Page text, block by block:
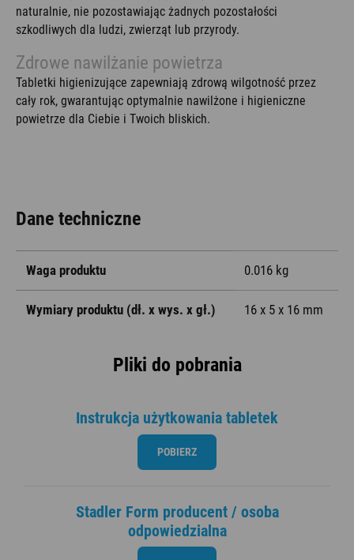
naturalnie, nie pozostawiając żadnych pozostałości
szkodliwych dla ludzi, zwierząt lub przyrody.
Zdrowe nawilżanie powietrza
Tabletki higienizujące zapewniają zdrową wilgotność przez
cały rok, gwarantując optymalnie nawilżone i higieniczne
powietrze dla Ciebie i Twoich bliskich.
Dane techniczne
Waga produktu 0.016 kg
Wymiary produktu (dł. x wys. x gł.) 16 x 5 x 16 mm
Pliki do pobrania
Instrukcja użytkowania tabletek
POBIERZ
Stadler Form producent / osoba
odpowiedzialna